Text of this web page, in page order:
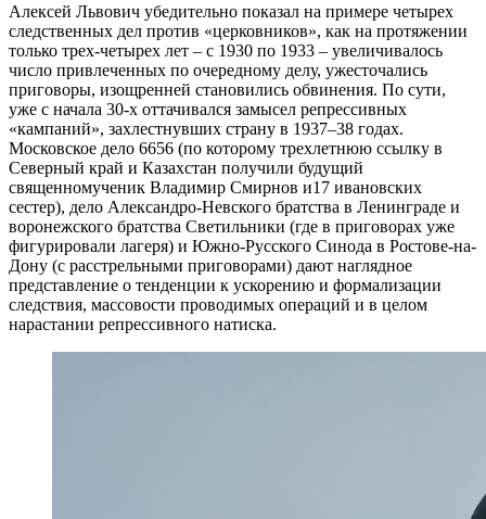
Алексей Львович убедительно показал на примере четырех
следственных дел против «церковников», как на протяжении
только трех-четырех лет – с 1930 по 1933 – увеличивалось
число привлеченных по очередному делу, ужесточались
приговоры, изощренней становились обвинения. По сути,
уже с начала 30-х оттачивался замысел репрессивных
«кампаний», захлестнувших страну в 1937–38 годах.
Московское дело 6656 (по которому трехлетнюю ссылку в
Северный край и Казахстан получили будущий
священномученик Владимир Смирнов и17 ивановских
сестер), дело Александро-Невского братства в Ленинграде и
воронежского братства Светильники (где в приговорах уже
фигурировали лагеря) и Южно-Русского Синода в Ростове-на-
Дону (с расстрельными приговорами) дают наглядное
представление о тенденции к ускорению и формализации
следствия, массовости проводимых операций и в целом
нарастании репрессивного натиска.